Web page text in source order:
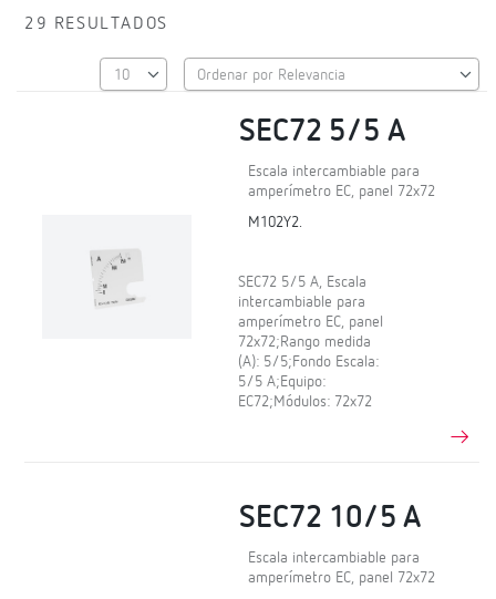
29 RESULTADOS
SEC72 5/5 A
Escala intercambiable para
amperímetro EC, panel 72x72
M102Y2.
SEC72 5/5 A, Escala
intercambiable para
amperímetro EC, panel
72x72;Rango medida
(A): 5/5;Fondo Escala:
5/5 A;Equipo:
EC72;Módulos: 72x72
SEC72 10/5 A
Escala intercambiable para
amperímetro EC, panel 72x72